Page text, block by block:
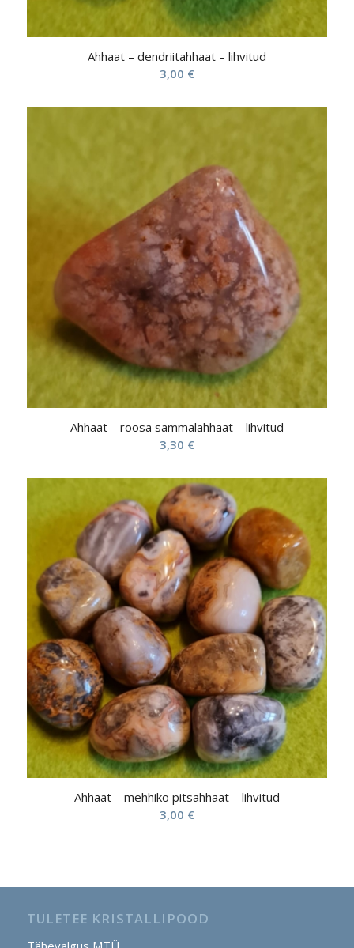
Ahhaat – dendriitahhaat – lihvitud
3,00 €
Ahhaat – roosa sammalahhaat – lihvitud
3,30 €
Ahhaat – mehhiko pitsahhaat – lihvitud
3,00 €
TULETEE KRISTALLIPOOD